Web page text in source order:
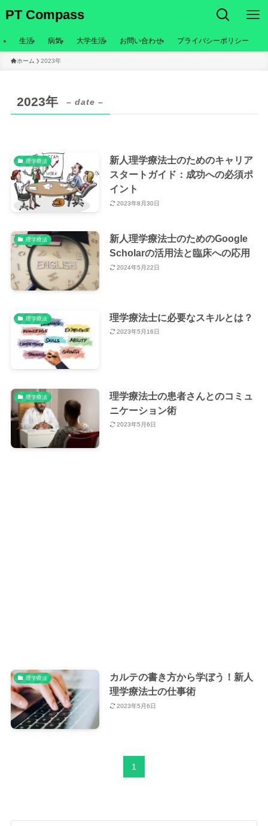
PT Compass
生活 病気 大学生活 お問い合わせ プライバシーポリシー
ホーム 2023年
2023年 – date –
理学療法
新人理学療法士のためのキャリア
スタートガイド：成功への必須ポ
イント
2023年8月30日
理学療法
新人理学療法士のためのGoogle
Scholarの活用法と臨床への応用
2024年5月22日
理学療法 理学療法士に必要なスキルとは？
2023年5月16日
理学療法
理学療法士の患者さんとのコミュ
ニケーション術
2023年5月6日
理学療法
カルテの書き方から学ぼう！新人
理学療法士の仕事術
2023年5月6日
1